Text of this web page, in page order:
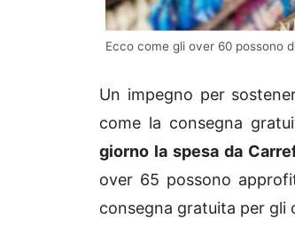
Ecco come gli over 60 possono
Un impegno per
come la consegna
giorno la spesa da
over 65 possono
consegna gratuita per gli